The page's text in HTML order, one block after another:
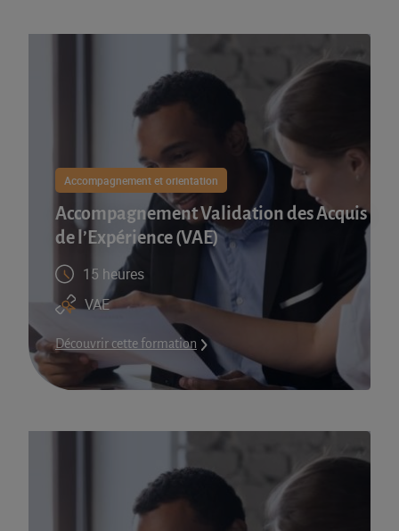
Accompagnement et orientation
Accompagnement Validation des Acquis
de l’Expérience (VAE)
15 heures
VAE
Découvrir cette formation